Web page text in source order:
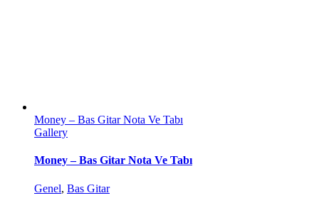
Money – Bas Gitar Nota Ve Tabı
Gallery
Money – Bas Gitar Nota Ve Tabı
Genel, Bas Gitar